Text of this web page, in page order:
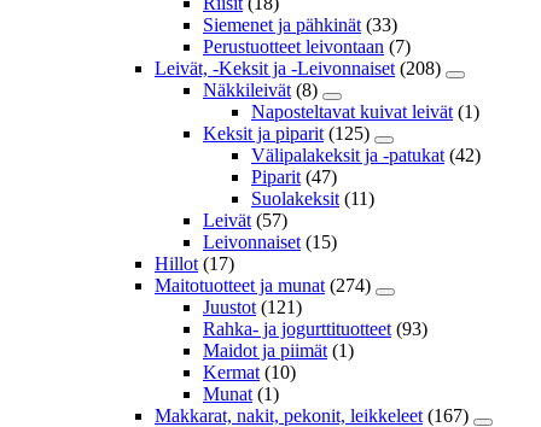
Siemenet ja pähkinät (33)
Perustuotteet leivontaan (7)
Leivät, -Keksit ja -Leivonnaiset (208)
Näkkileivät (8)
Naposteltavat kuivat leivät (1)
Keksit ja piparit (125)
Välipalakeksit ja -patukat (42)
Piparit (47)
Suolakeksit (11)
Leivät (57)
Leivonnaiset (15)
Hillot (17)
Maitotuotteet ja munat (274)
Juustot (121)
Rahka- ja jogurttituotteet (93)
Maidot ja piimät (1)
Kermat (10)
Munat (1)
Makkarat, nakit, pekonit, leikkeleet (167)